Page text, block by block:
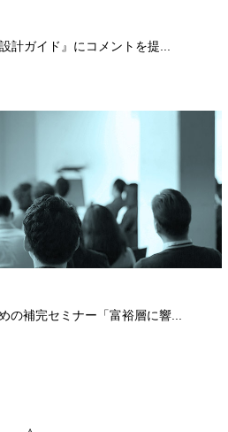
計ガイド』にコメントを提...
の補完セミナー「富裕層に響...